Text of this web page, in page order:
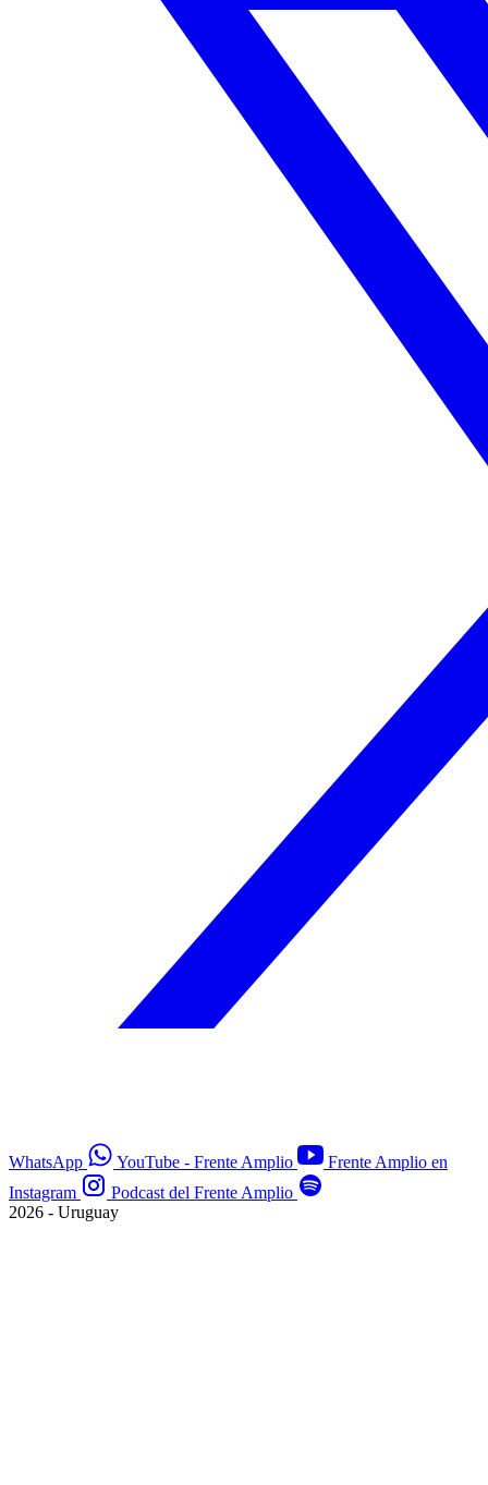
WhatsApp YouTube - Frente Amplio
Frente Amplio en
Instagram
Podcast del Frente Amplio
2026 - Uruguay